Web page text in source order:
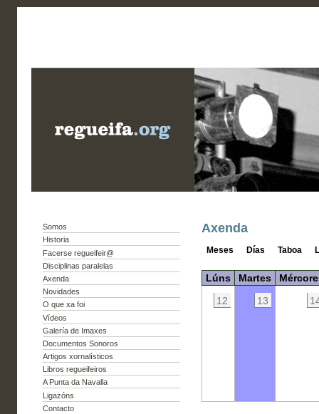
Somos
Historia
Facerse regueifeir@
Disciplinas paralelas
Axenda
Novidades
O que xa foi
Vídeos
Galería de Imaxes
Documentos Sonoros
Artigos xornalísticos
Libros regueifeiros
A Punta da Navalla
Ligazóns
Contacto
Axenda
Meses Días Taboa
Lúns Martes
12
13